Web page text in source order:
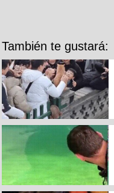
También te gustará: